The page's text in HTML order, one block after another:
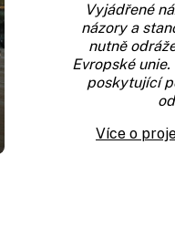
Vyjádřené
názory a
nutně
Evropské
poskytující
Více o